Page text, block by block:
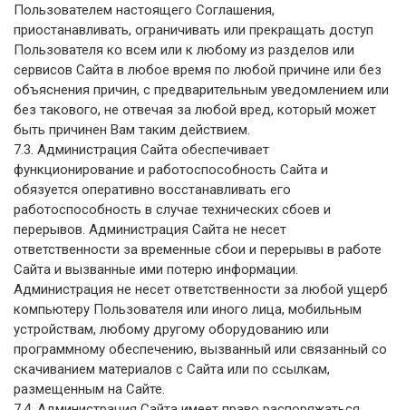
Пользователем настоящего Соглашения,
приостанавливать, ограничивать или прекращать доступ
Пользователя ко всем или к любому из разделов или
сервисов Сайта в любое время по любой причине или без
объяснения причин, с предварительным уведомлением или
без такового, не отвечая за любой вред, который может
быть причинен Вам таким действием.
7.3. Администрация Сайта обеспечивает
функционирование и работоспособность Сайта и
обязуется оперативно восстанавливать его
работоспособность в случае технических сбоев и
перерывов. Администрация Сайта не несет
ответственности за временные сбои и перерывы в работе
Сайта и вызванные ими потерю информации.
Администрация не несет ответственности за любой ущерб
компьютеру Пользователя или иного лица, мобильным
устройствам, любому другому оборудованию или
программному обеспечению, вызванный или связанный со
скачиванием материалов с Сайта или по ссылкам,
размещенным на Сайте.